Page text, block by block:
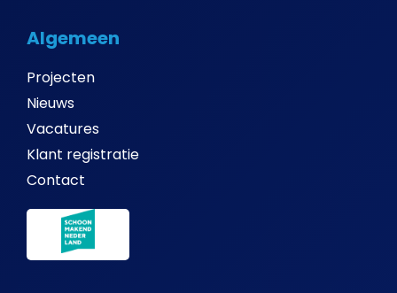
Algemeen
Projecten
Nieuws
Vacatures
Klant registratie
Contact